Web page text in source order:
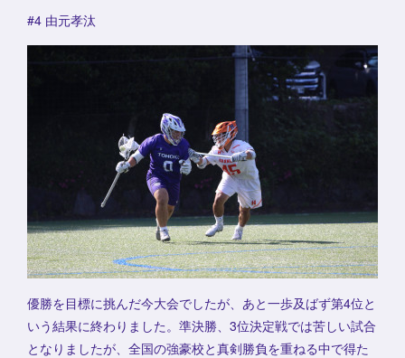
#4 由元孝汰
優勝を目標に挑んだ今大会でしたが、あと一歩及ばず第4位と
いう結果に終わりました。準決勝、3位決定戦では苦しい試合
となりましたが、全国の強豪校と真剣勝負を重ねる中で得た